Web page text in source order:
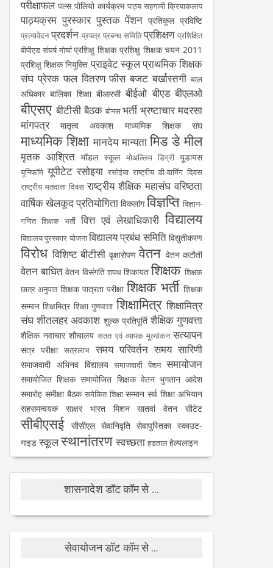
परीक्षाफल पल्स पोलियो कार्यक्रम पाठ्य सहगामी क्रियाकलाप
पाठ्यक्रम पुरस्कार पुस्तक पेंशन प्रतिकूल प्रविष्टि
प्रत्यावेदन प्रदर्शन प्रपत्र प्रबन्ध समिति प्रशिक्षण प्रशिक्षित
बीपीएड संघर्ष मोर्चा प्रशिक्षु शिक्षक प्रशिक्षु शिक्षक चयन 2011
प्रशिक्षु शिक्षक नियुक्ति प्राइवेट स्कूलप्राथमिक शिक्षक
संघ प्रेरक फल वितरण फीस बजट बर्खास्तगी बाल
अधिकार बालिका शिक्षा बीआरसी बीईओ बीएड बीएलओ
बीएसए बीटीसी बैठक बोनस भर्ती भ्रष्टाचार मदरसा
मांगपत्र
मातृत्व अवकाश माध्यमिक शिक्षक संघ
माध्यमिक शिक्षा मानदेय मान्यता मिड डे मील
मृतक आश्रित मॉडल स्कूल मोअल्लिम डिग्री यूडायस
यूनिफॉर्म यूपीटेट रसोइया रसोईया राष्ट्रीय डी-वार्मिंग दिवस
राष्ट्रीय मतदाता दिवस राष्ट्रीय शैक्षिक महासंघ वरिष्ठता
वार्षिक खेलकूद प्रतियोगिता विकलांग विज्ञप्ति विज्ञान-
गणित शिक्षक भर्ती वित्त एवं लेखाधिकारी विद्यालय
विद्यालय पुरस्कार योजनाविद्यालय प्रबंध समिति विद्युतीकरण
विरोध विशिष्ट बीटीसी वृक्षारोपण वेतन वेतन कटौती
वेतन बाधित वेतन विसंगति शपथ शिकायत शिक्षक शिक्षक
छात्र अनुपात शिक्षक पात्रता परीक्षा शिक्षक भर्ती शिक्षक
सम्मान शिक्षमित्र शिक्षा गुणवत्ता शिक्षामित्र शिक्षामित्र
संघ शीतलहर अवकाश शुल्क प्रतिपूर्ति शैक्षिक गुणवत्ता
शैक्षिक नवाचार शौचालय सतत एवं व्यापक मूल्यांकन सत्यापन
सत्र परीक्षा सत्रलाभ समय परिवर्तन समय सारिणी
समाजवादी अभिनव विद्यालय समाजवादी पेंशन समायोजन
समायोजित शिक्षक समायोजित शिक्षक वेतन भुगतान आदेश
समारोह समीक्षा बैठक समेकित शिक्षा सम्मान सर्व शिक्षा अभियान
सहसमन्वयक
साक्षर भारत मिशन सातवां वेतन सीटेट
सीबीएसई सीसीएल सेवानिवृति सेवापुस्तिका स्काउट-
गाइड स्कूलस्थानांतरण स्वच्छता हड़तालहेल्पलाइन
शासनादेश डॉट कॉम से ...
सेवायोजन डॉट कॉम से ...